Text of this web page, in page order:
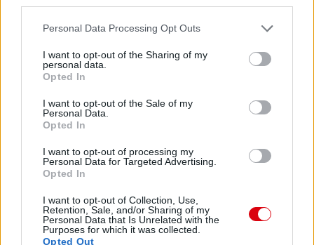
Please note that this website/app uses one or more Google
not limited to your visit or usage behaviour. You may click to
grant or deny consent to Google and its third-party tags to
use your data for below specified purposes in below Google
consent section.
Personal Data Processing Opt Outs
I want to opt-out of the Sharing of my
personal data.
Opted In
I want to opt-out of the Sale of my
Personal Data.
Opted In
I want to opt-out of processing my
Personal Data for Targeted Advertising.
Opted In
I want to opt-out of Collection, Use,
Retention, Sale, and/or Sharing of my
Personal Data that Is Unrelated with the
Purposes for which it was collected.
Opted Out